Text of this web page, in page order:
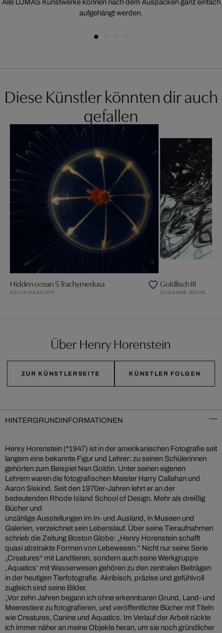
Alle LUMAS Kunstwerke können nach dem Auspacken ganz einfach
aufgehängt werden.
Diese Künstler könnten dir auch
gefallen
Hidden ocean 5 Trachymedusa
KEVIN RASKOFF
Goldfisch III
SUSANNE WEHR
Über Henry Horenstein
ZUR KÜNSTLERSEITE KÜNSTLER FOLGEN
HINTERGRUNDINFORMATIONEN
Henry Horenstein (*1947) ist in der amerikanischen Fotografie seit
langem eine bekannte Figur und Lehrer; zu seinen Schülerinnen
gehörten zum Beispiel Nan Goldin. Unter seinen eigenen
Lehrern waren die fotografischen Meister Harry Callahan und
Aaron Siskind. Seit den 1970er-Jahren lehrt er an der
bedeutenden Rhode Island School of Design. Mehr als dreißig
Bücher und
unzählige Ausstellungen im In- und Ausland, in Museen und
Galerien, verzeichnet sein Lebenslauf. Über seine Tieraufnahmen
schrieb die Zeitung Boston Globe: „Henry Horenstein schafft
quasi abstrakte Formen von Lebewesen.“ Nicht nur seine Serie
„Creatures“ mit Landtieren, sondern auch seine Werkgruppe
‚Aquatics’ mit Wasserwesen gehören zu den zentralen Beiträgen
in der heutigen Tierfotografie. Akribisch, präzise und gefühlvoll
zugleich sind seine Bilder.
„Vor zehn Jahren begann ich ohne erkennbaren Grund, Land- und
Meerestiere zu fotografieren, und veröffentlichte Bücher mit Titeln
wie Creatures, Canine und Aquatics. Im Verlauf der Arbeit rückte
ich immer näher an meine Objekte heran, um sie noch gründlicher